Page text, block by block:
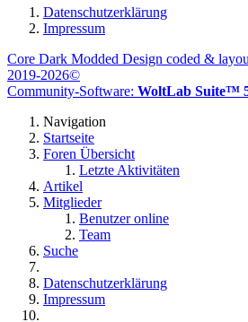
Datenschutzerklärung
Impressum
Core Dark Modded Design coded &
2019-2026©
Community-Software: WoltLab Suite™
Navigation
Startseite
Foren Übersicht
Letzte Aktivitäten
Artikel
Mitglieder
Benutzer online
Team
Suche
Datenschutzerklärung
Impressum